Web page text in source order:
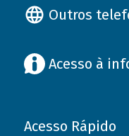
Outros
Acesso à
Acesso Rápido